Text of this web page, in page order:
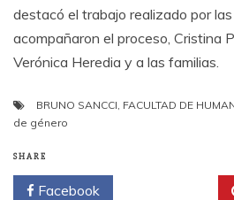
destacó el trabajo realizado por
acompañaron el proceso, Cristina
Verónica Heredia y a las familias.
BRUNO SANCCI FACULTAD DE
de género
SHARE
Facebook